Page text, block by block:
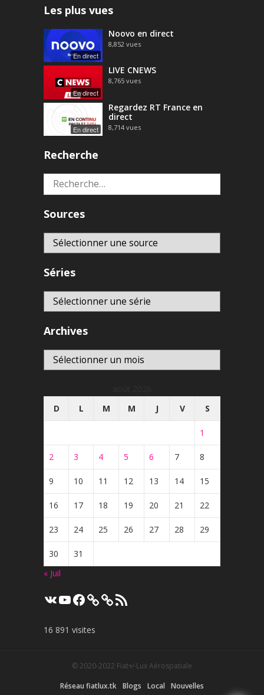
Les plus vues
En direct
Noovo en direct
8,852 vues
En direct
LIVE CNEWS
8,765 vues
En direct
Regardez RT France en
direct
8,714 vues
Recherche
Rechercher :
Sources
Séries
Archives
Archives
D
L M M J V S
1
2 3 4 5 6 7 8
9 10 11 12 13 14 15
16 17 18 19 20 21 22
23 24 25 26 27 28 29
30
31
« Juil
VK YouTube
Facebook Flux
RSS
16 891 visites
© 2020-2022 Fiat+⁄-Lux Aérospatiale
Réseau fiatlux.tk Blogs Local Nouvelles